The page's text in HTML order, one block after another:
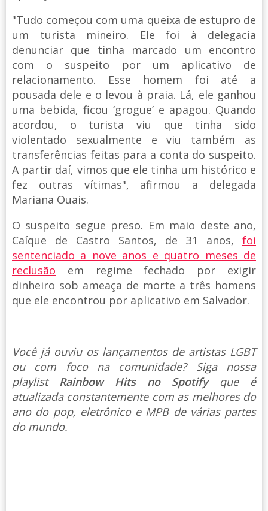
"Tudo começou com uma queixa de estupro de
um turista mineiro. Ele foi à delegacia
denunciar que tinha marcado um encontro
com o suspeito por um aplicativo de
relacionamento. Esse homem foi até a
pousada dele e o levou à praia. Lá, ele ganhou
uma bebida, ficou ‘grogue’ e apagou. Quando
acordou, o turista viu que tinha sido
violentado sexualmente e viu também as
transferências feitas para a conta do suspeito.
A partir daí, vimos que ele tinha um histórico e
fez outras vítimas", afirmou a delegada
Mariana Ouais.
O suspeito segue preso. Em maio deste ano,
Caíque de Castro Santos, de 31 anos, foi
sentenciado a nove anos e quatro meses de
reclusão em regime fechado por exigir
dinheiro sob ameaça de morte a três homens
que ele encontrou por aplicativo em Salvador.
Você já ouviu os lançamentos de artistas LGBT
ou com foco na comunidade? Siga nossa
playlist Rainbow Hits no Spotify que é
atualizada constantemente com as melhores do
ano do pop, eletrônico e MPB de várias partes
do mundo.